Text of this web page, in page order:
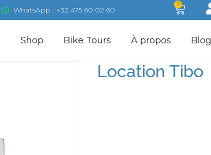
WhatsApp : +32 475 60 02 60
0
Shop Bike Tours À propos Blog
Location Tibo